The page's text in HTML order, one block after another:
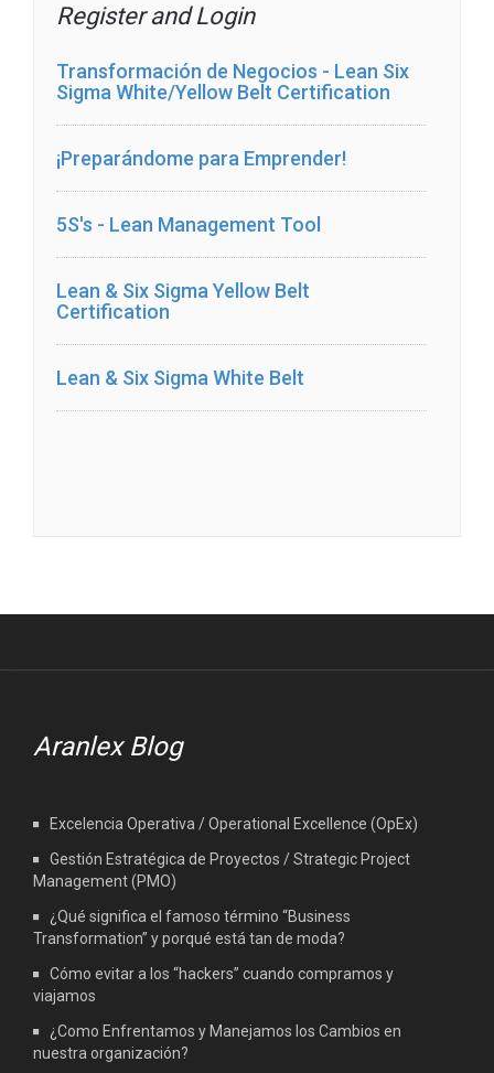
Register and Login
Transformación de Negocios - Lean Six
Sigma White/Yellow Belt Certification
¡Preparándome para Emprender!
5S's - Lean Management Tool
Lean & Six Sigma Yellow Belt
Certification
Lean & Six Sigma White Belt
Aranlex Blog
Excelencia Operativa / Operational Excellence (OpEx)
Gestión Estratégica de Proyectos / Strategic Project
Management (PMO)
¿Qué significa el famoso término “Business
Transformation” y porqué está tan de moda?
Cómo evitar a los “hackers” cuando compramos y
viajamos
¿Como Enfrentamos y Manejamos los Cambios en
nuestra organización?